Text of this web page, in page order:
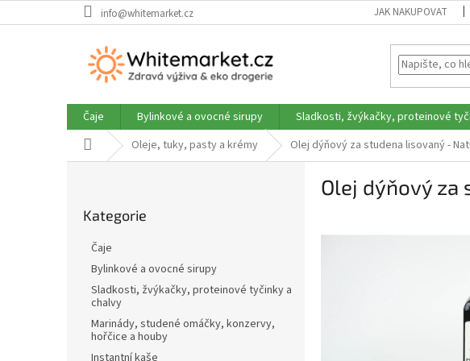
na
info@whitemarket.cz JAK NAKUPOVAT
Čaje Bylinkové a ovocné sirupy Sladkosti, žvýkačky, proteinové
Domů Oleje, tuky, pasty a krémy Olej dýňový za studena lisovaný -
kategorie
Kategorie
Čaje
Bylinkové a ovocné sirupy
Sladkosti, žvýkačky, proteinové tyčinky a
chalvy
Marinády, studené omáčky, konzervy,
hořčice a houby
Instantní kaše
Olej dýňový